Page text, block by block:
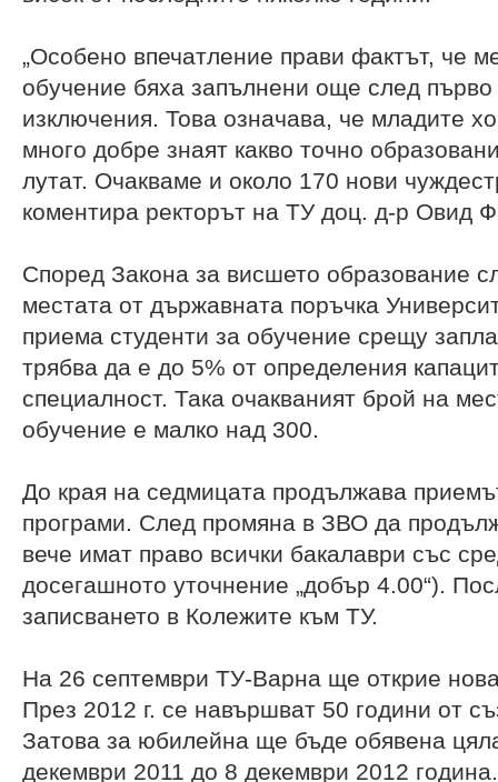
„Особено впечатление прави фактът, че
обучение бяха запълнени още след
изключения. Това означава, че младите
много добре знаят какво точно
лутат. Очакваме и около 170 нови
коментира ректорът на ТУ доц. д-р Овид
Според Закона за висшето образование
местата от държавната поръчка
приема студенти за обучение срещу
трябва да е до 5% от определения
специалност. Така очакваният брой на
обучение е малко над 300.
До края на седмицата продължава
програми. След промяна в ЗВО да
вече имат право всички бакалаври със
досегашното уточнение „добър 4.00“).
записването в Колежите към ТУ.
На 26 септември ТУ-Варна ще открие
През 2012 г. се навършват 50 години от
Затова за юбилейна ще бъде обявена
декември 2011 до 8 декември 2012